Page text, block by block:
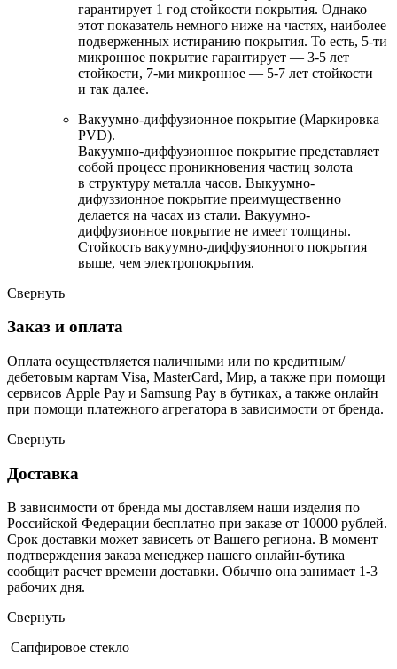
гарантирует 1 год стойкости покрытия. Однако
этот показатель немного ниже на частях, наиболее
подверженных истиранию покрытия. То есть, 5-ти
микронное покрытие гарантирует — 3-5 лет
стойкости, 7-ми микронное — 5-7 лет стойкости
и так далее.
Вакуумно-диффузионное покрытие (Маркировка
PVD).
Вакуумно-диффузионное покрытие представляет
собой процесс проникновения частиц золота
в структуру металла часов. Выкуумно-
дифуззионное покрытие преимущественно
делается на часах из стали. Вакуумно-
диффузионное покрытие не имеет толщины.
Стойкость вакуумно-диффузионного покрытия
выше, чем электропокрытия.
Свернуть
Заказ и оплата
Оплата осуществляется наличными или по кредитным/
дебетовым картам Visa, MasterCard, Мир, а также при помощи
сервисов Apple Pay и Samsung Pay в бутиках, а также онлайн
при помощи платежного агрегатора в зависимости от бренда.
Свернуть
Доставка
В зависимости от бренда мы доставляем наши изделия по
Российской Федерации бесплатно при заказе от 10000 рублей.
Срок доставки может зависеть от Вашего региона. В момент
подтверждения заказа менеджер нашего онлайн-бутика
сообщит расчет времени доставки. Обычно она занимает 1-3
рабочих дня.
Свернуть
Сапфировое стекло